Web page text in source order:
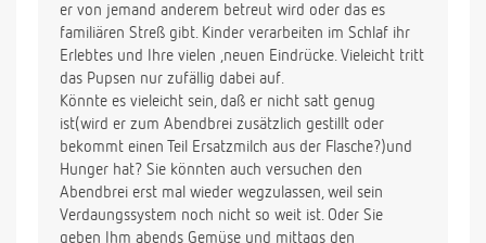
er von jemand anderem betreut wird oder das es
familiären Streß gibt. Kinder verarbeiten im Schlaf ihr
Erlebtes und Ihre vielen ,neuen Eindrücke. Vieleicht tritt
das Pupsen nur zufällig dabei auf.
Könnte es vieleicht sein, daß er nicht satt genug
ist(wird er zum Abendbrei zusätzlich gestillt oder
bekommt einen Teil Ersatzmilch aus der Flasche?)und
Hunger hat? Sie könnten auch versuchen den
Abendbrei erst mal wieder wegzulassen, weil sein
Verdaungssystem noch nicht so weit ist. Oder Sie
geben Ihm abends Gemüse und mittags den